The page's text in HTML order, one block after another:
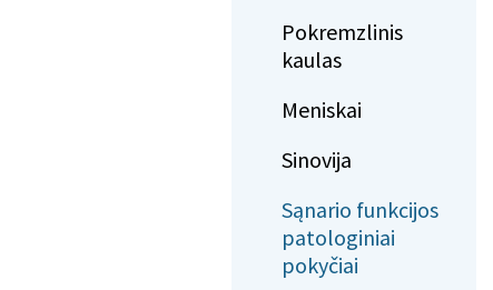
Pokremzlinis
kaulas
Meniskai
Sinovija
Sąnario funkcijos
patologiniai
pokyčiai